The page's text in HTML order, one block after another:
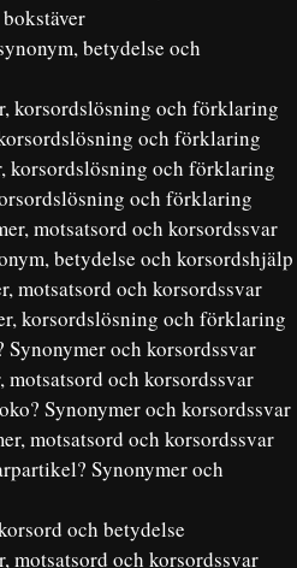
betydelse och
korsordslösning och förklaring
och förklaring
korsordslösning och förklaring
och förklaring
motsatsord och korsordssvar
betydelse och korsordshjälp
motsatsord och korsordssvar
korsordslösning och förklaring
Synonymer och korsordssvar
och korsordssvar
Synonymer och korsordssvar
motsatsord och korsordssvar
Synonymer och
och betydelse
motsatsord och korsordssvar